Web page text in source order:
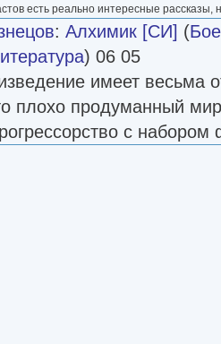
есть реально интересные рассказы,
: Алхимик [СИ] (
) 06 05
имеет весьма
плохо продуманный
с набором